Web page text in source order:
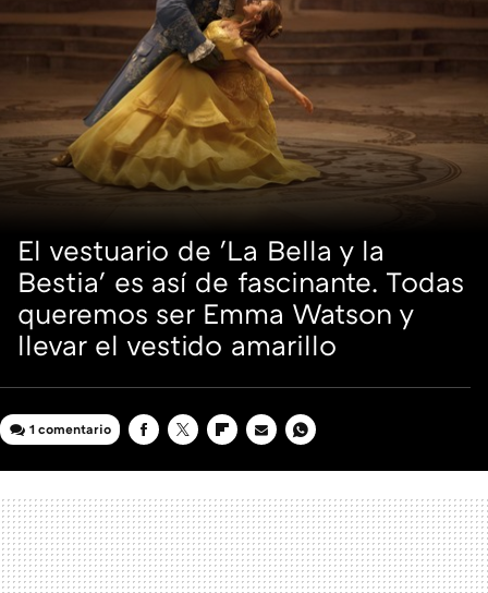
El vestuario de 'La Bella y la
Bestia' es así de fascinante. Todas
queremos ser Emma Watson y
llevar el vestido amarillo
1 comentario